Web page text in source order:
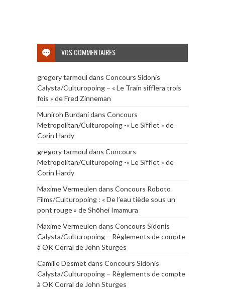
VOS COMMENTAIRES
gregory tarmoul dans Concours Sidonis
Calysta/Culturopoing – « Le Train sifflera trois
fois » de Fred Zinneman
Muniroh Burdanidans Concours
Metropolitan/Culturopoing -« Le Sifflet » de
Corin Hardy
gregory tarmoul dans Concours
Metropolitan/Culturopoing -« Le Sifflet » de
Corin Hardy
Maxime Vermeulen dans Concours Roboto
Films/Culturopoing : « De l’eau tiède sous un
pont rouge » de Shōhei Imamura
Maxime Vermeulen dans Concours Sidonis
Calysta/Culturopoing – Règlements de compte
à OK Corral de John Sturges
Camille Desmet dans Concours Sidonis
Calysta/Culturopoing – Règlements de compte
à OK Corral de John Sturges